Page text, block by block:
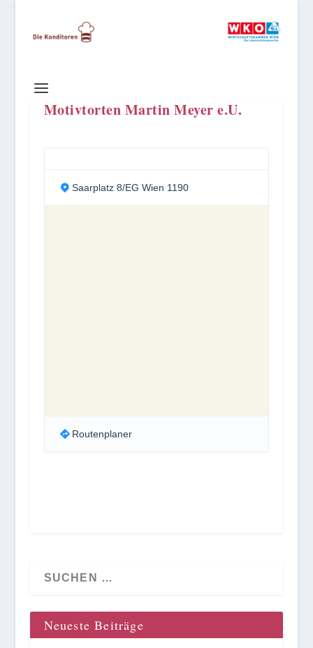
Motivtorten Martin Meyer e.U.
Saarplatz 8/EG Wien 1190
Routenplaner
Neueste Beiträge